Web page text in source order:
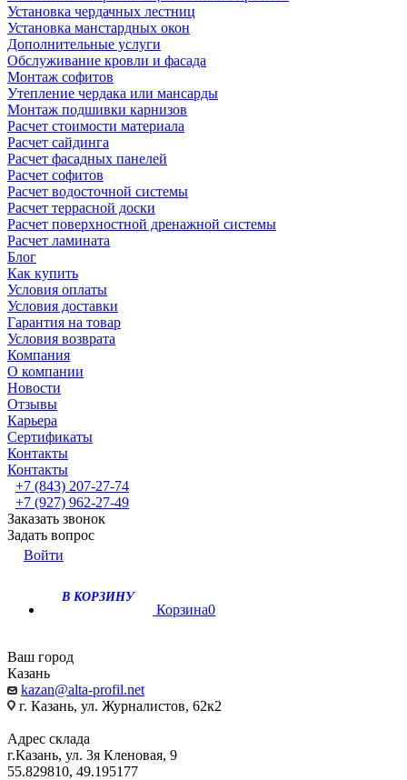
Установка чердачных лестниц
Установка манстардных окон
Дополнительные услуги
Обслуживание кровли и фасада
Монтаж софитов
Утепление чердака или мансарды
Монтаж подшивки карнизов
Расчет стоимости материала
Расчет сайдинга
Расчет фасадных панелей
Расчет софитов
Расчет водосточной системы
Расчет террасной доски
Расчет поверхностной дренажной системы
Расчет ламината
Блог
Как купить
Условия оплаты
Условия доставки
Гарантия на товар
Условия возврата
Компания
О компании
Новости
Отзывы
Карьера
Сертификаты
Контакты
Контакты
+7 (843) 207-27-74
+7 (927) 962-27-49
Заказать звонок
Задать вопрос
Войти
В КОРЗИНУ
Корзина0
Ваш город
Казань
kazan@alta-profil.net
г. Казань, ул. Журналистов, 62к2
Адрес склада
г.Казань, ул. 3я Кленовая, 9
55.829810, 49.195177